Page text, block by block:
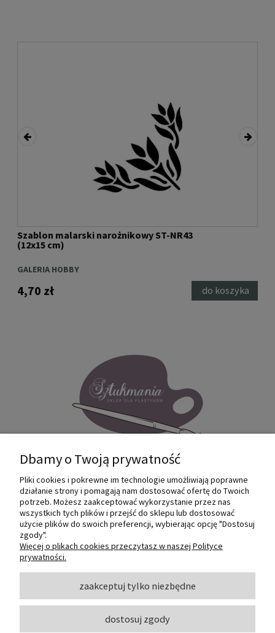
Szablon malarski narożnikowy ST-NR43
(12x15 cm)
GALERIA HOBBY
4,70 zł do koszyka
Internetowy sklep dla plastyków
SZTUKMANIA. Profesjonalne artykuły dla
małych i dużych artystów.
O NAS
INFORMACJE I POMOC
Dbamy o Twoją prywatność
Pliki cookies i pokrewne im technologie umożliwiają poprawne
działanie strony i pomagają nam dostosować ofertę do Twoich
potrzeb. Możesz zaakceptować wykorzystanie przez nas
wszystkich tych plików i przejść do sklepu lub dostosować
użycie plików do swoich preferencji, wybierając opcję "Dostosuj
zgody".
Więcej o plikach cookies przeczytasz w naszej Polityce
prywatności.
zaakceptuj tylko niezbędne
dostosuj zgody